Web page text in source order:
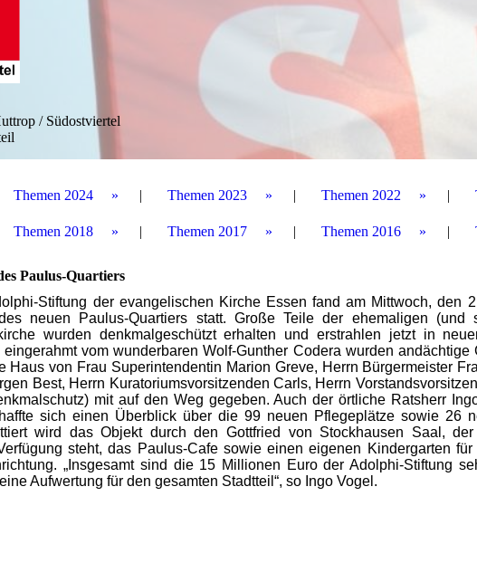
/ Südostviertel
Themen 2024 Themen 2023 Themen 2022
Themen 2018 Themen 2017 Themen 2016
Paulus-Quartiers
Stiftung der evangelischen Kirche Essen fand am Mittwoch, den
neuen Paulus-Quartiers statt. Große Teile der ehemaligen (und
wurden denkmalgeschützt erhalten und erstrahlen jetzt in
vom wunderbaren Wolf-Gunther Codera wurden andächtige
Haus von Frau Superintendentin Marion Greve, Herrn Bürgermeister
Best, Herrn Kuratoriumsvorsitzenden Carls, Herrn
mit auf den Weg gegeben. Auch der örtliche Ratsherr
sich einen Überblick über die 99 neuen Pflegeplätze sowie 26
wird das Objekt durch den Gottfried von Stockhausen Saal,
steht, das Paulus-Cafe sowie einen eigenen Kindergarten
„Insgesamt sind die 15 Millionen Euro der Adolphi-Stiftung
Aufwertung für den gesamten Stadtteil“, so Ingo Vogel.